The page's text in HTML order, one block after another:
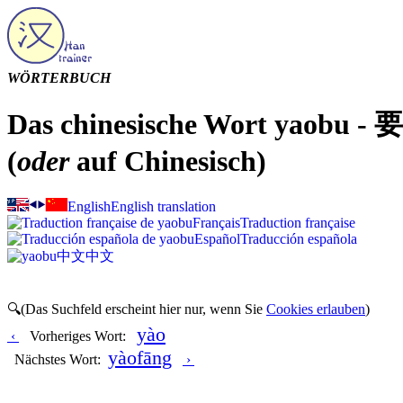
WÖRTERBUCH
Das chinesische Wort yaobu -
(oderauf Chinesisch)
EnglishEnglish translation
FrançaisTraduction française
EspañolTraducción española
中文中文
🔍(Das Suchfeld erscheint hier nur, wenn Sie Cookies erlauben)
‹
Vorheriges Wort: yào
Nächstes Wort: yàofāng ›